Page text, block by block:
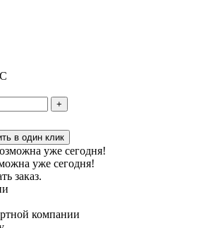
+
в один клик
уже сегодня!
заказ.
компании